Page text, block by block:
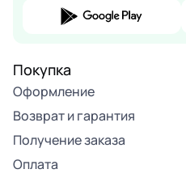
Покупка
Оформление
Возврат и гарантия
Получение заказа
Оплата